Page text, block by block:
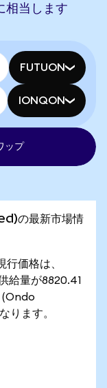
相当します
FUTUON
IONQON
ップ
の最新市場情
価格は、
給量が8820.41
(Ondo
ります。